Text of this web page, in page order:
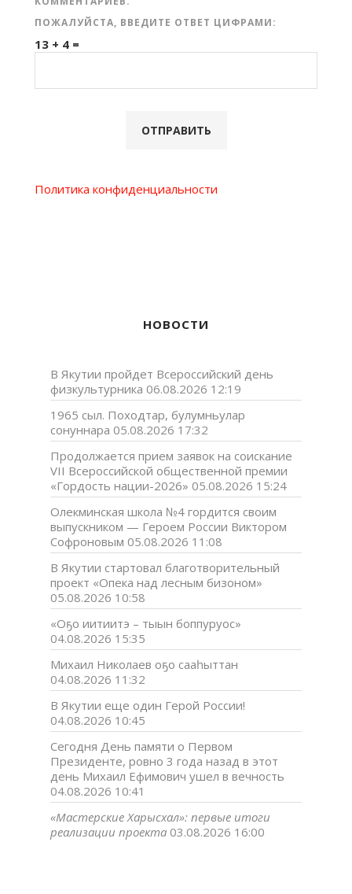
ПОЖАЛУЙСТА, ВВЕДИТЕ ОТВЕТ ЦИФРАМИ:
13 + 4 =
Политика конфиденциальности
НОВОСТИ
В Якутии пройдет Всероссийский день
физкультурника 06.08.2026 12:19
1965 сыл. Походтар, булумньулар
сонуннара 05.08.2026 17:32
Продолжается прием заявок на соискание
VII Всероссийской общественной премии
«Гордость нации-2026» 05.08.2026 15:24
Олекминская школа №4 гордится своим
выпускником — Героем России Виктором
Софроновым 05.08.2026 11:08
В Якутии стартовал благотворительный
проект «Опека над лесным бизоном»
05.08.2026 10:58
«Оҕо иитиитэ – тыын боппуруос»
04.08.2026 15:35
Михаил Николаев оҕо сааһыттан
04.08.2026 11:32
В Якутии еще один Герой России!
04.08.2026 10:45
Сегодня День памяти о Первом
Президенте, ровно 3 года назад в этот
день Михаил Ефимович ушел в вечность
04.08.2026 10:41
«Мастерские Харысхал»: первые итоги
реализации проекта 03.08.2026 16:00